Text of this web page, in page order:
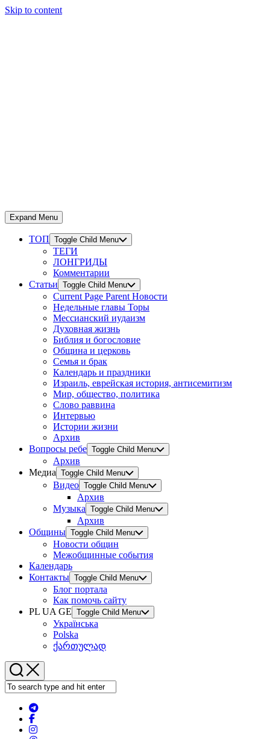
Skip to content
Expand Menu
ТОП Toggle Child Menu
ТЕГИ
ЛОНГРИДЫ
Комментарии
Статьи Toggle Child Menu
Current Page Parent Новости
Недельные главы Торы
Мессианский иудаизм
Духовная жизнь
Библия и богословие
Община и церковь
Семья и брак
Календарь и праздники
Израиль, еврейская история, антисемитизм
Мир, общество, политика
Слово раввина
Интервью
Истории жизни
Архив
Вопросы ребе Toggle Child Menu
Архив
Медиа Toggle Child Menu
Видео Toggle Child Menu
Архив
Музыка Toggle Child Menu
Архив
Общины Toggle Child Menu
Новости общин
Межобщинные события
Календарь
Контакты Toggle Child Menu
Блог портала
Как помочь сайту
PL UA GE Toggle Child Menu
Українська
Polska
ქართულად